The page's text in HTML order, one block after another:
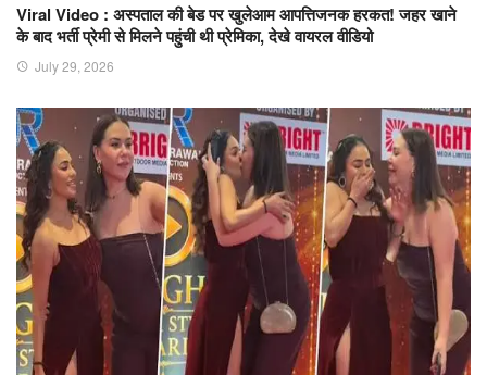
Viral Video : अस्पताल की बेड पर खुलेआम आपत्तिजनक हरकत! जहर खाने
के बाद भर्ती प्रेमी से मिलने पहुंची थी प्रेमिका, देखे वायरल वीडियो
July 29, 2026